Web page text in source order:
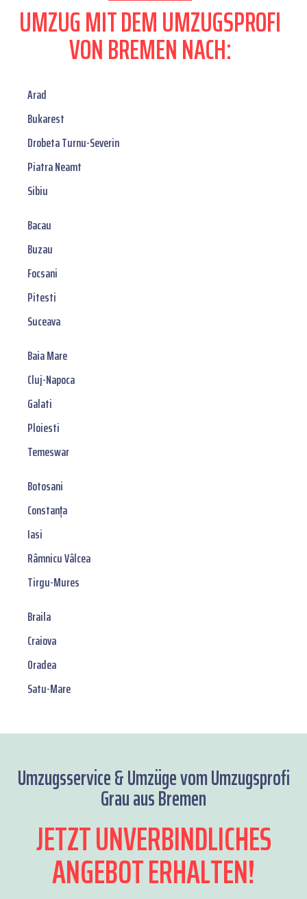
UMZUG MIT DEM UMZUGSPROFI
VON BREMEN NACH:
Arad
Bukarest
Drobeta Turnu-Severin
Piatra Neamt
Sibiu
Bacau
Buzau
Focsani
Pitesti
Suceava
Baia Mare
Cluj-Napoca
Galati
Ploiesti
Temeswar
Botosani
Constanța
Iasi
Râmnicu Vâlcea
Tirgu-Mures
Braila
Craiova
Oradea
Satu-Mare
Umzugsservice & Umzüge vom Umzugsprofi
Grau aus Bremen
JETZT UNVERBINDLICHES
ANGEBOT ERHALTEN!